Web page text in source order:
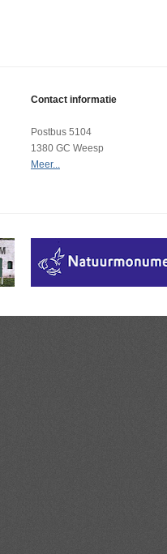
Contact informatie
Postbus 5104
1380 GC Weesp
Meer...